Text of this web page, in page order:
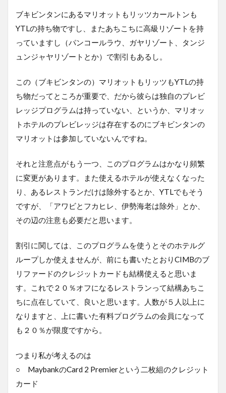
ブキビンタンにあるマリオットもリッツカールトンも
YTLの持ち物ですし、またあちこちに高級リゾートを持
っていますし（パンコールラウ、ガヤリゾート、タンジ
ュンジャヤリゾートとか）で割引もあるし。
この（ブキビンタンの）マリオットもリッツもYTLの持
ち物だってところが重要で、だから彼らは独自のプレビ
レッジプログラムは持っていない、というか、マリオッ
トホテルのプレビレッジは存在するのにブキビンタンの
マリオットは参加していないんですね。
それと注意点がもう一つ、このプログラムはかなり頻繁
に変更があります。また使えるホテルが使えなくなった
り、あるレストランだけは除外するとか、YTLでもそう
ですが、「アワビとフカヒレ、伊勢海老は除外」とか、
その辺の注意も必要だと思います。
割引に関しては、このプログラムを使うとそのホテルグ
ループしか使えませんが、前にも書いたとおりCIMBのブ
リファードのクレジットカードも結構使えると思いま
す。これで２０％オフになるレストランって結構あちこ
ちに点在していて、良いと思います。人数が５人以上に
なりますと、上に書いた有料プログラムの会員になって
も２０％が限度ですから。
つまり私が考えるのは
○ MaybankのCard 2 Premierという二枚組のクレジット
カード